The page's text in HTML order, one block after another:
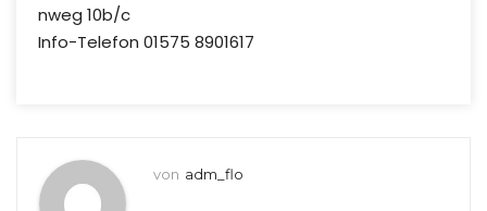
nweg 10b/c
Info-Telefon 01575 8901617
von adm_flo